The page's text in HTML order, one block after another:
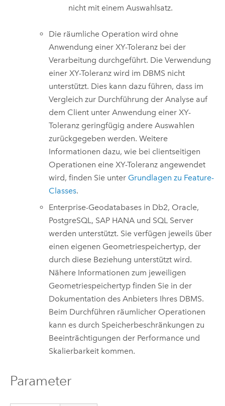
nicht mit einem Auswahlsatz.
Die räumliche Operation wird ohne
Anwendung einer XY-Toleranz bei der
Verarbeitung durchgeführt. Die Verwendung
einer XY-Toleranz wird im DBMS nicht
unterstützt. Dies kann dazu führen, dass im
Vergleich zur Durchführung der Analyse auf
dem Client unter Anwendung einer XY-
Toleranz geringfügig andere Auswahlen
zurückgegeben werden. Weitere
Informationen dazu, wie bei clientseitigen
Operationen eine XY-Toleranz angewendet
wird, finden Sie unter Grundlagen zu Feature-
Classes.
Enterprise-Geodatabases in Db2, Oracle,
PostgreSQL , SAP HANA und SQL Server
werden unterstützt. Sie verfügen jeweils über
einen eigenen Geometriespeichertyp, der
durch diese Beziehung unterstützt wird.
Nähere Informationen zum jeweiligen
Geometriespeichertyp finden Sie in der
Dokumentation des Anbieters Ihres DBMS.
Beim Durchführen räumlicher Operationen
kann es durch Speicherbeschränkungen zu
Beeinträchtigungen der Performance und
Skalierbarkeit kommen.
Parameter